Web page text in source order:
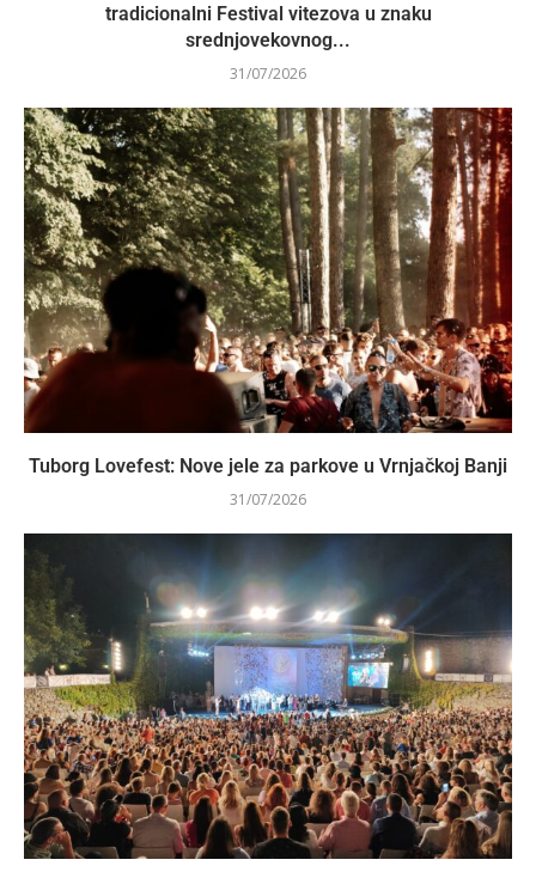
tradicionalni Festival vitezova u znaku
srednjovekovnog...
31/07/2026
Tuborg Lovefest: Nove jele za parkove u Vrnjačkoj Banji
31/07/2026